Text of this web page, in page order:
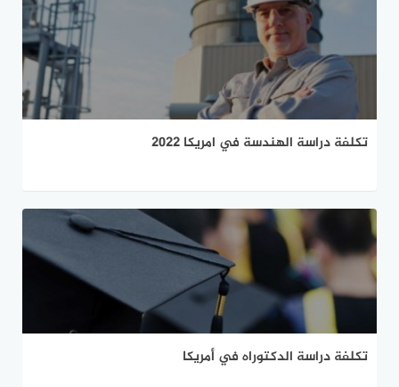
تكلفة دراسة الهندسة في امريكا 2022
تكلفة دراسة الدكتوراه في أمريكا